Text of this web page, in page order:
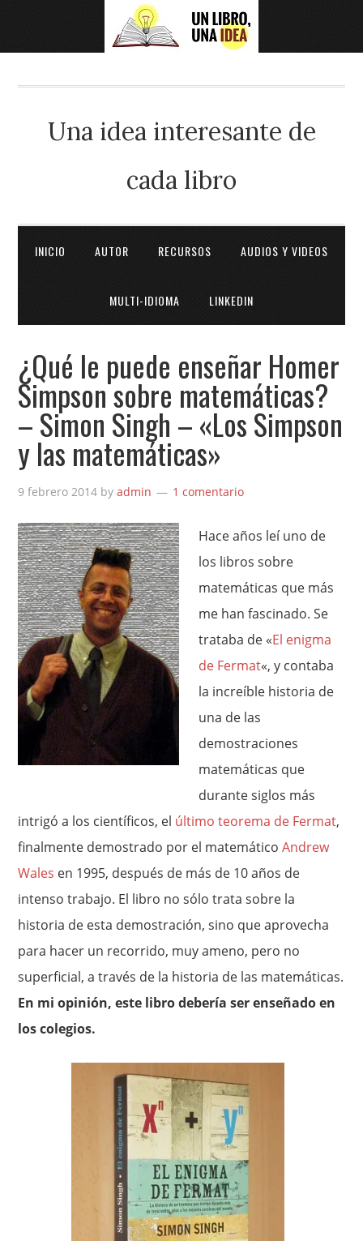
Una idea interesante de
cada libro
INICIO AUTOR RECURSOS AUDIOS Y VIDEOS
MULTI-IDIOMA LINKEDIN
¿Qué le puede enseñar Homer
Simpson sobre matemáticas?
– Simon Singh – «Los Simpson
y las matemáticas»
9 febrero 2014 byadmin 1 comentario
Hace años leí uno de
los libros sobre
matemáticas que más
me han fascinado. Se
trataba de «El enigma
de Fermat«, y contaba
la increíble historia de
una de las
demostraciones
matemáticas que
durante siglos más
intrigó a los científicos, el último teorema de Fermat,
finalmente demostrado por el matemáticoAndrew
Wales en 1995, después de más de 10 años de
intenso trabajo. El libro no sólo trata sobre la
historia de esta demostración, sino que aprovecha
para hacer un recorrido, muy ameno, pero no
superficial, a través de la historia de las matemáticas.
En mi opinión, este libro debería ser enseñado en
los colegios.